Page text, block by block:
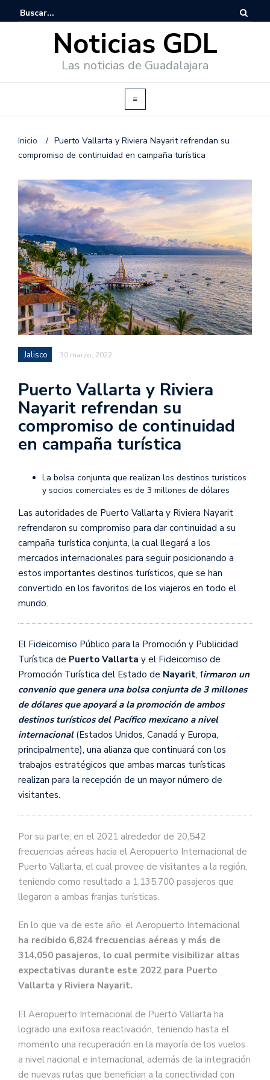
Noticias GDL
Las noticias de Guadalajara
Inicio / Puerto Vallarta y Riviera Nayarit refrendan su
compromiso de continuidad en campaña turística
Jalisco 30 marzo, 2022
Puerto Vallarta y Riviera
Nayarit refrendan su
compromiso de continuidad
en campaña turística
La bolsa conjunta que realizan los destinos turísticos
y socios comerciales es de 3 millones de dólares
Las autoridades de Puerto Vallarta y Riviera Nayarit
refrendaron su compromiso para dar continuidad a su
campaña turística conjunta, la cual llegará a los
mercados internacionales para seguir posicionando a
estos importantes destinos turísticos, que se han
convertido en los favoritos de los viajeros en todo el
mundo.
El Fideicomiso Público para la Promoción y Publicidad
Turística de Puerto Vallarta y el Fideicomiso de
Promoción Turística del Estado de Nayarit, firmaron un
convenio que genera una bolsa conjunta de 3 millones
de dólares que apoyará a la promoción de ambos
destinos turísticos del Pacífico mexicano a nivel
internacional (Estados Unidos, Canadá y Europa,
principalmente), una alianza que continuará con los
trabajos estratégicos que ambas marcas turísticas
realizan para la recepción de un mayor número de
visitantes.
Por su parte, en el 2021 alrededor de 20,542
frecuencias aéreas hacia el Aeropuerto Internacional de
Puerto Vallarta, el cual provee de visitantes a la región,
teniendo como resultado a 1,135,700 pasajeros que
llegaron a ambas franjas turísticas.
En lo que va de este año, el Aeropuerto Internacional
ha recibido 6,824 frecuencias aéreas y más de
314,050 pasajeros, lo cual permite visibilizar altas
expectativas durante este 2022 para Puerto
Vallarta y Riviera Nayarit.
El Aeropuerto Internacional de Puerto Vallarta ha
logrado una exitosa reactivación, teniendo hasta el
momento una recuperación en la mayoría de los vuelos
a nivel nacional e internacional, además de la integración
de nuevas rutas que benefician a la conectividad con